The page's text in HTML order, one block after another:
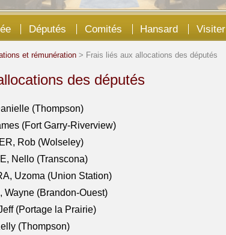
Députés Comités Hansard Visiter
et rémunération > Frais liés aux allocations des députés
des députés
(Thompson)
(Fort Garry-Riverview)
Rob (Wolseley)
Nello (Transcona)
Uzoma (Union Station)
Wayne (Brandon-Ouest)
(Portage la Prairie)
(Thompson)